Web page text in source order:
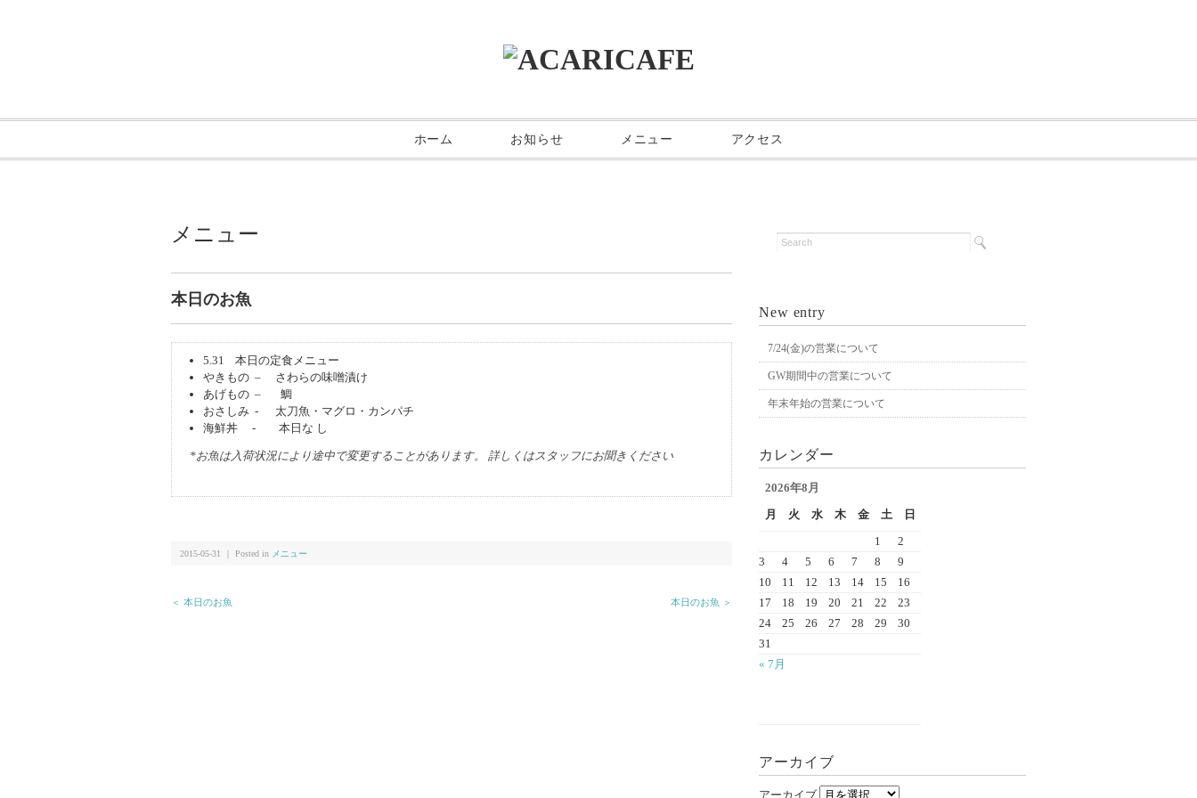
ホーム お知らせ メニュー アクセス
メニュー
本日のお魚
5.31 本日の定食メニュー
やきもの – さわらの味噌漬け
あげもの – 鯛
おさしみ - 太刀魚・マグロ・カンパチ
海鮮丼 - 本日な し
*お魚は入荷状況により途中で変更することがあります。 詳しくはスタッフにお聞きください
2015-05-31 ｜ Posted in メニュー
＜ 本日のお魚 本日のお魚 ＞
New entry
7/24(金)の営業について
GW期間中の営業について
年末年始の営業について
カレンダー
2026年8月
月
火 水 木 金 土 日
« 7月
1
2
3
4 5 6 7 8
9
10
11 12 13 14 15
16
17
18 19 20 21 22
23
24
25 26 27 28 29
30
31
アーカイブ
アーカイブ